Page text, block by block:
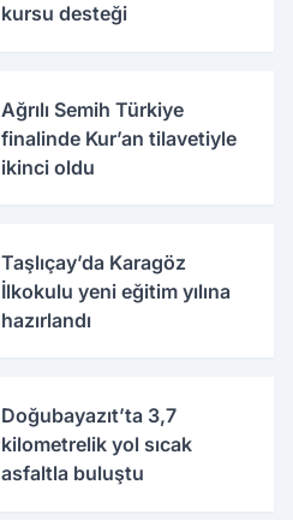
kursu desteği
Ağrılı Semih Türkiye
finalinde Kur’an tilavetiyle
ikinci oldu
Taşlıçay’da Karagöz
İlkokulu yeni eğitim yılına
hazırlandı
Doğubayazıt’ta 3,7
kilometrelik yol sıcak
asfaltla buluştu